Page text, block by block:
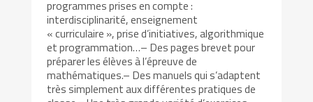
programmes prises en compte :
interdisciplinarité, enseignement
« curriculaire », prise d’initiatives, algorithmique
et programmation…– Des pages brevet pour
préparer les élèves à l’épreuve de
mathématiques.– Des manuels qui s’adaptent
très simplement aux différentes pratiques de